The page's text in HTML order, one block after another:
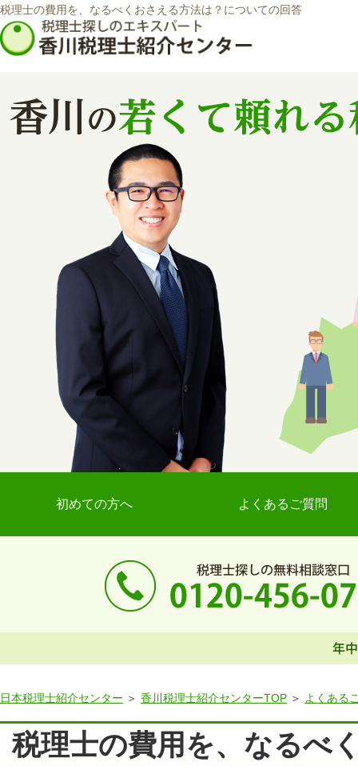
税理士の費用を、なるべくおさえる方法は？についての回答
初めての方へ よくあるご質問
日本税理士紹介センター 香川税理士紹介センターTOP よくある
税理士の費用を、なるべ